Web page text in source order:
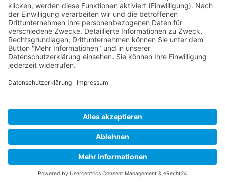
Service
Media
© 2026 - Camaro Erich Roiser GmbH
AGB Impressum
und ggf. Nachnahmegebühren, wenn nicht anders angegeben.